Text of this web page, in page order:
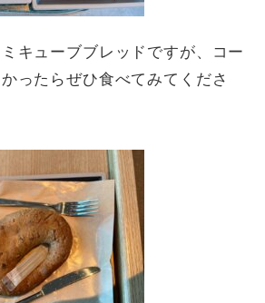
キューブブレッドですが、コー
ったらぜひ食べてみてくださ